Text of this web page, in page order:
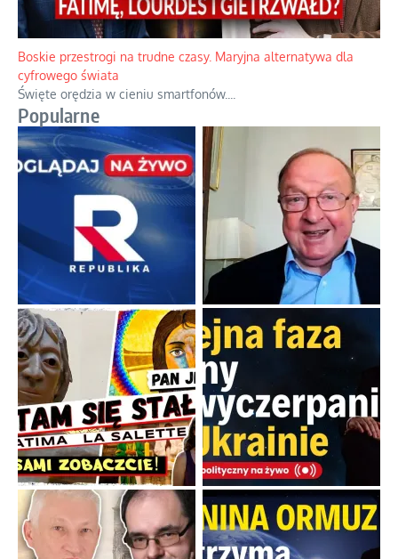
Papieskie innowacje w tradycyjnym różańcu
Gorący dylemat medytacji nad tajemnicami....
Boskie przestrogi na trudne czasy. Maryjna alternatywa dla
cyfrowego świata
Święte orędzia w cieniu smartfonów....
Popularne